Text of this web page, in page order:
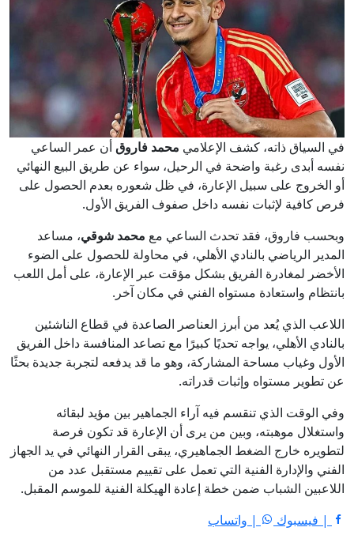
في السياق ذاته، كشف الإعلامي محمد فاروقأن عمر الساعي
نفسه أبدى رغبة واضحة في الرحيل، سواء عن طريق البيع النهائي
أو الخروج على سبيل الإعارة، في ظل شعوره بعدم الحصول على
فرص كافية لإثبات نفسه داخل صفوف الفريق الأول.
وبحسب فاروق، فقد تحدث الساعي مع محمد شوقي، مساعد
المدير الرياضي بالنادي الأهلي، في محاولة للحصول على الضوء
الأخضر لمغادرة الفريق بشكل مؤقت عبر الإعارة، على أمل اللعب
بانتظام واستعادة مستواه الفني في مكان آخر.
اللاعب الذي يُعد من أبرز العناصر الصاعدة في قطاع الناشئين
بالنادي الأهلي، يواجه تحديًا كبيرًا مع تصاعد المنافسة داخل الفريق
الأول وغياب مساحة المشاركة، وهو ما قد يدفعه لتجربة جديدة بحثًا
عن تطوير مستواه وإثبات قدراته.
وفي الوقت الذي تنقسم فيه آراء الجماهير بين مؤيد لبقائه
واستغلال موهبته، وبين من يرى أن الإعارة قد تكون فرصة
لتطويره خارج الضغط الجماهيري، يبقى القرار النهائي في يد الجهاز
الفني والإدارة الفنية التي تعمل على تقييم مستقبل عدد من
اللاعبين الشباب ضمن خطة إعادة الهيكلة الفنية للموسم المقبل.
| فيسبوك
| واتساب